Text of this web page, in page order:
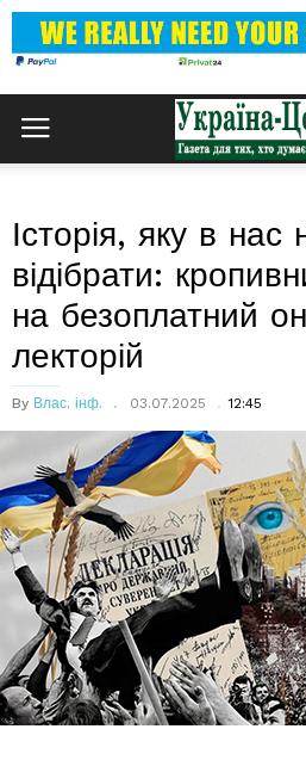
Історія, яку в нас
відібрати:
на безоплатний
лекторій
By Влас. інф. 03.07.2025 12:45